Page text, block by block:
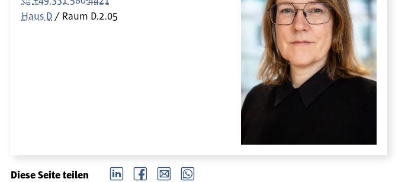
Haus D
Raum D.2.05
Diese Seite teilen LinkedIn Facebook email Whatsapp